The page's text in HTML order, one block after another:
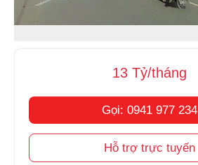
13 Tỷ/tháng
Gọi: 0941 977 234
Hỗ trợ trực tuyến